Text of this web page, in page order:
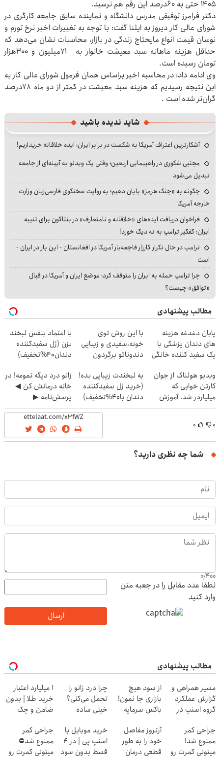
۱۴۰۵ حتی به ۶۰درصد این رقم هم نرسید.
دکتر فرامرز توفیقی مدرس دانشگاه و نماینده سابق جامعه کارگری در
شورای عالی کار دیروز به ایلنا گفت: با توجه به تغییرات اخیر نرخ تورم و
نوسان قیمت انواع مایحتاج زندگی در بازار، محاسبات نشان می‌دهد که
حداقل هزینه ماهانه سبد معیشت خانوار به ۷۱میلیون و ۳۰۰هزار
تومان رسیده است.
وی ادامه داد: در محاسبه اخیر براساس همان فرمول‌ شورای عالی کار به
این نتیجه رسیدیم که هزینه سبد معیشت در کمتر از دو ماه ۷۸درصد
گران‌تر شده است .
شاید ندیده باشید
آشکارترین اعتراف آمریکا به شکست در برابر ایران؛ ایده خلاقانه خریداریم!
مجتبی شکوری در راهپیمایی اربعین؛ وقتی یک ویدئو به آیینه‌ای از جامعه
تبدیل می‌شود
چگونه به «جنگ هرمز» پایان دهیم؛ به روایت سخنگوی فارسی‌زبان وزارت
خارجه آمریکا
فراخوان دریافت ایده‌های «خلاقانه و نامتعارف» در پنتاگون برای تنبیه
ایران؛ کفگیر ترامپ به ته دیگ خورد!
ترامپ در حال تکرار کارزار فاجعه‌بار آمریکا در افغانستان - این بار در ایران -
است
چرا ترامپ حمله به ایران را متوقف کرد؛ موضع ایران و آمریکا در قبال
«توافق» چیست؟
مطالب پیشنهادی
پایان دغدغه هزینه
های دندان پزشکی با
پک سفید کننده خانگی
با این روش توی
خونه،سفیدی و زیبایی
دندوناتو برگردون
با اعتماد بنفس لبخند
بزن (ژل سفیدکننده
دندان40%تخفیف)
ویدیو هولناک از جوان
کارتن خوابی که
میلیاردر شد. آموزش
رایگان
به لبخندت زیبایی بده!
(خرید ژل سفیدکننده
دندان با40%تخفیف)
زانو درد دیگه تمومه! در
خانه درمانش کن ◀
پرسش‌نامه ▶
۰ ۰
شما چه نظری دارید؟
0/400
لطفا عدد مقابل را در جعبه متن
وارد کنید
ارسال
مطالب پیشنهادی
مسیر همراهی و
گزارش عملکرد
گروه اسنپ در
از سود هیچ
بازاری جا نمون!
باکس سرمایه
چرا درد زانو را
تحمل می‌کنی؟
خیلی ساده
کن
۱ میلیارد اعتبار
خرید طلا | بدون
ضامن و چک
جراحی کمر
ممنوع شد!
میتونی کمرت رو
آرتروز مفاصل
خود را به طور
قطعی درمان
خرید موبایل با
اسنپ پی | در ۴
قسط بدون سود
جراحی کمر
ممنوع شد⛔
میتونی کمرت رو